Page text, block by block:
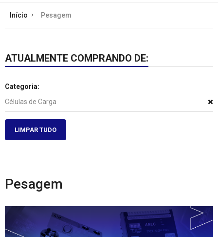
Início Pesagem
ATUALMENTE COMPRANDO DE:
Categoria:
Células de Carga
LIMPAR TUDO
Pesagem